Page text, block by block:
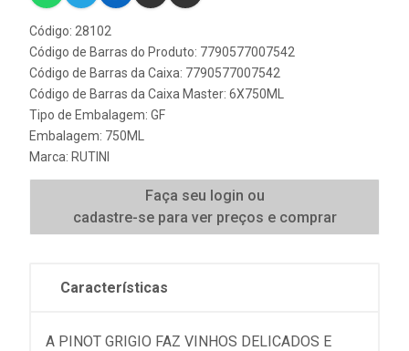
Código: 28102
Código de Barras do Produto: 7790577007542
Código de Barras da Caixa: 7790577007542
Código de Barras da Caixa Master: 6X750ML
Tipo de Embalagem: GF
Embalagem: 750ML
Marca: RUTINI
Faça seu login ou
cadastre-se para ver preços e comprar
Características
A PINOT GRIGIO FAZ VINHOS DELICADOS E